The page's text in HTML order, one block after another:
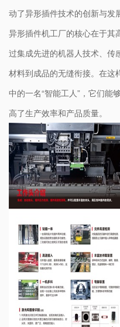
动了异形插件技术的创新与发
异形插件机工厂的核心在于其
过集成先进的机器人技术、传
材料到成品的无缝衔接。在这
中的一名“智能工人”，它们能
高了生产效率和产品质量。